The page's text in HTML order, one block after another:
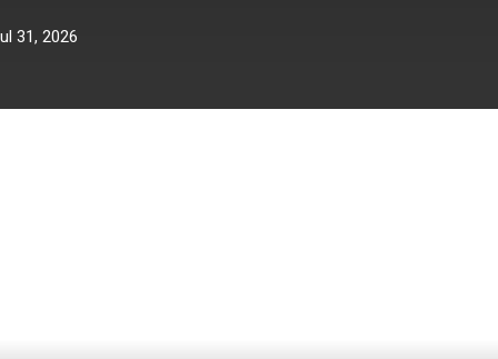
31, 2026